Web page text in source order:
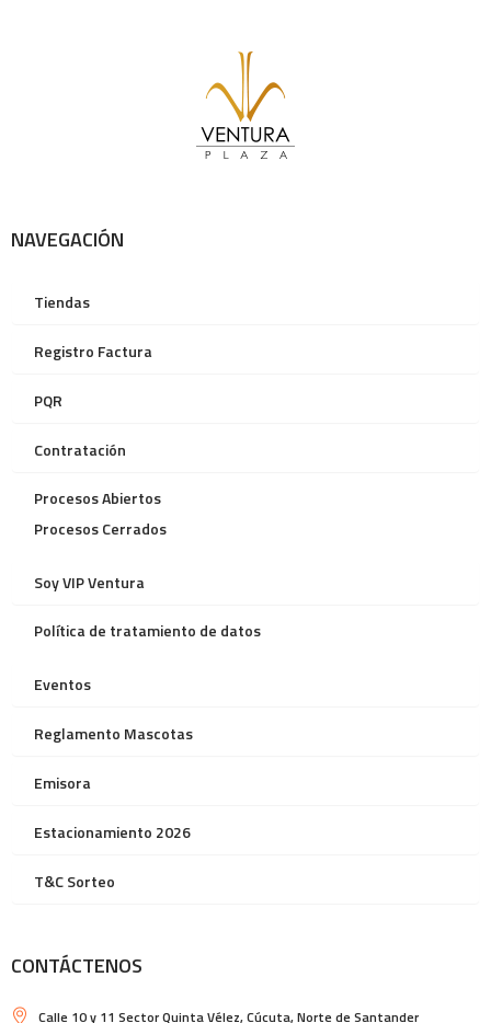
NAVEGACIÓN
Tiendas
Registro Factura
PQR
Contratación
Procesos Abiertos
Procesos Cerrados
Soy VIP Ventura
Política de tratamiento de datos
Eventos
Reglamento Mascotas
Emisora
Estacionamiento 2026
T&C Sorteo
CONTÁCTENOS
Calle 10 y 11 Sector Quinta Vélez, Cúcuta, Norte de Santander